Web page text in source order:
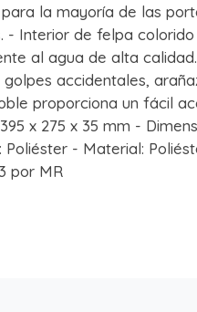
la mayoría de las
Interior de felpa
al agua de alta
accidentales,
proporciona un fácil
x 275 x 35 mm -
- Material:
por MR